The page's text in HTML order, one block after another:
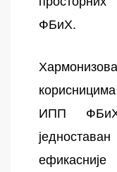
ФБиХ.
ИПП